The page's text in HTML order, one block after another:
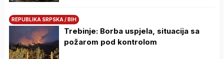
REPUBLIKA SRPSKA / BIH
Trebinje: Borba uspjela, situacija sa
požarom pod kontrolom